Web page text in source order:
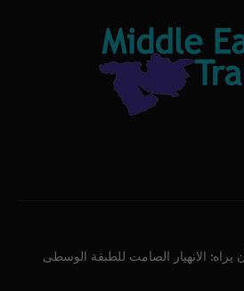
يراه: الانهيار الصامت للطبقة الوسطى